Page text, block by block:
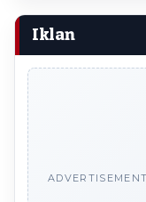
Iklan
ADVERTISEMENT